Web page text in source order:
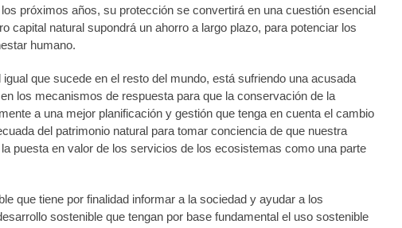
próximos años, su protección se convertirá en una cuestión esencial
capital natural supondrá un ahorro a largo plazo, para potenciar los
humano.
que sucede en el resto del mundo, está sufriendo una acusada
los mecanismos de respuesta para que la conservación de la
a una mejor planificación y gestión que tenga en cuenta el cambio
del patrimonio natural para tomar conciencia de que nuestra
puesta en valor de los servicios de los ecosistemas como una parte
que tiene por finalidad informar a la sociedad y ayudar a los
sostenible que tengan por base fundamental el uso sostenible